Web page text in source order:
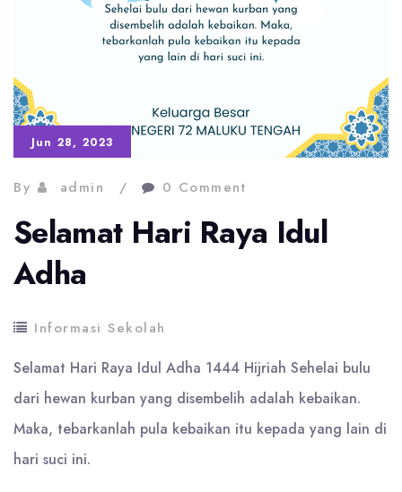
Jun 28, 2023
By admin 0 Comment
Selamat Hari Raya Idul
Adha
Informasi Sekolah
Selamat Hari Raya Idul Adha 1444 Hijriah Sehelai bulu
dari hewan kurban yang disembelih adalah kebaikan.
Maka, tebarkanlah pula kebaikan itu kepada yang lain di
hari suci ini.